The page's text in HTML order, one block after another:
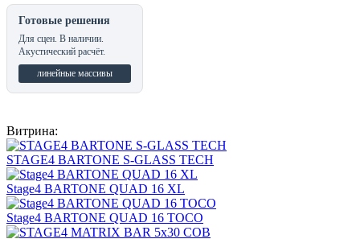
Готовые решения
Для сцен. В наличии.
Акустический расчёт.
линейные массивы
Витрина:
STAGE4 BARTONE S-GLASS TECH
Stage4 BARTONE QUAD 16 XL
Stage4 BARTONE QUAD 16 TOCO